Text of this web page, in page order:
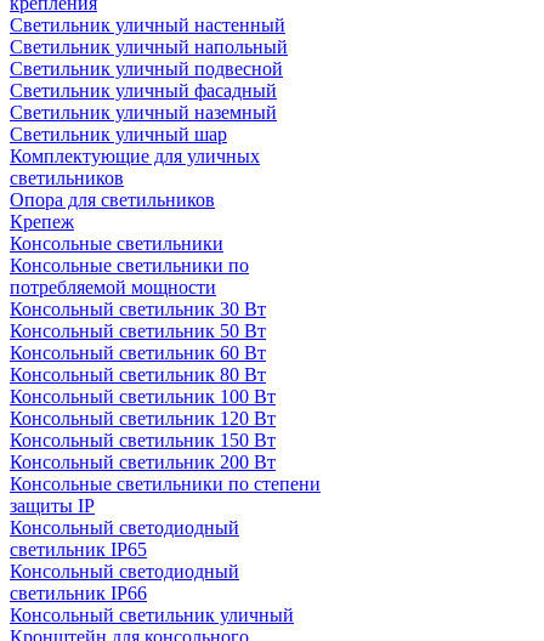
Светильник уличный настенный
Светильник уличный напольный
Светильник уличный подвесной
Светильник уличный фасадный
Светильник уличный наземный
Cветильник уличный шар
Комплектующие для уличных
светильников
Опора для светильников
Крепеж
Консольные светильники
Консольные светильники по
потребляемой мощности
Консольный светильник 30 Вт
Консольный светильник 50 Вт
Консольный светильник 60 Вт
Консольный светильник 80 Вт
Консольный светильник 100 Вт
Консольный светильник 120 Вт
Консольный светильник 150 Вт
Консольный светильник 200 Вт
Консольные светильники по степени
защиты IP
Консольный светодиодный
светильник IP65
Консольный светодиодный
светильник IP66
Консольный светильник уличный
Кронштейн для консольного